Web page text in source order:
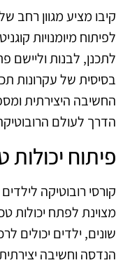
קיבו מציע מגוון רחב
לפיתוח מיומנויות
לתכנן, לבנות
החשיבה היצירתית
הדרך לעולם
פיתוח יכולות
קורסי רובוטיקה
מצוינת לפתח יכולות
שונים, ילדים יכולים
הנדסה וחשיבה